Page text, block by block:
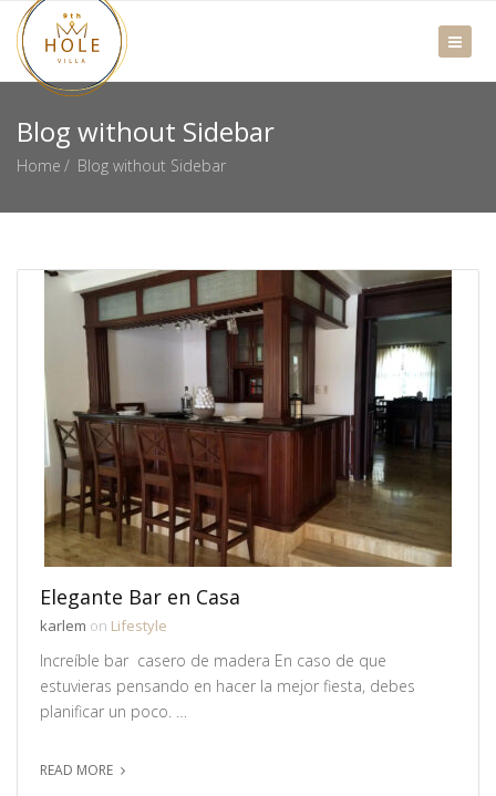
Blog without Sidebar
Home Blog without Sidebar
Elegante Bar en Casa
karlem on Lifestyle
Increíble bar casero de madera En caso de que
estuvieras pensando en hacer la mejor fiesta, debes
planificar un poco. …
READ MORE